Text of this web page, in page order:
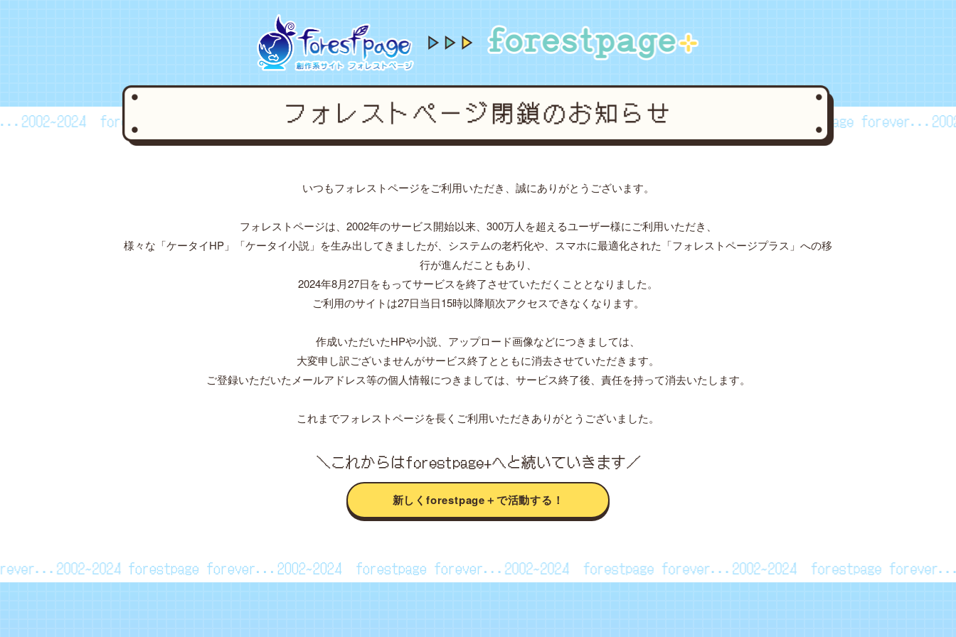
forestpage forever...2002~2024 forestpage forever...2002~2024 forestpage forever...2002~2024 forestpage
いつもフォレストページをご利用いただき、誠にありがとうございます。
フォレストページは、2002年のサービス開始以来、300万人を超えるユーザー様にご利用いただき、
様々な「ケータイHP」「ケータイ小説」を生み出してきましたが、システムの老朽化や、スマホに最適化された「フォレストページプラス」への移
行が進んだこともあり、
2024年8月27日をもってサービスを終了させていただくこととなりました。
ご利用のサイトは27日当日15時以降順次アクセスできなくなります。
作成いただいたHPや小説、アップロード画像などにつきましては、
大変申し訳ございませんがサービス終了とともに消去させていただきます。
ご登録いただいたメールアドレス等の個人情報につきましては、サービス終了後、責任を持って消去いたします。
これまでフォレストページを長くご利用いただきありがとうございました。
＼これからはforestpage+へと続いていきます／
新しくforestpage＋で活動する！
forestpage forever...2002~2024 forestpage forever...2002~2024 forestpage forever...2002~2024 forestpage